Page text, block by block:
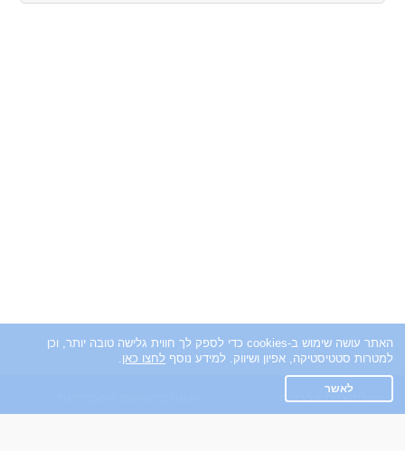
אפליקציית הכרויות
האתר עושה שימוש ב-cookies כדי לספק לך חווית גלישה טובה יותר, וכן
למטרות סטטיסטיקה, אפיון ושיווק. למידע נוסף לחצו כאן.
לאשר